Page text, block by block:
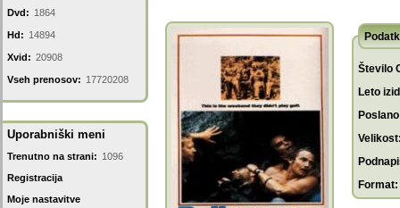
Dvd: 1864
Hd: 14894
Xvid: 20908
Vseh prenosov: 17720208
Uporabniški meni
Trenutno na strani: 1096
Registracija
Moje nastavitve
Število
Leto
Format: